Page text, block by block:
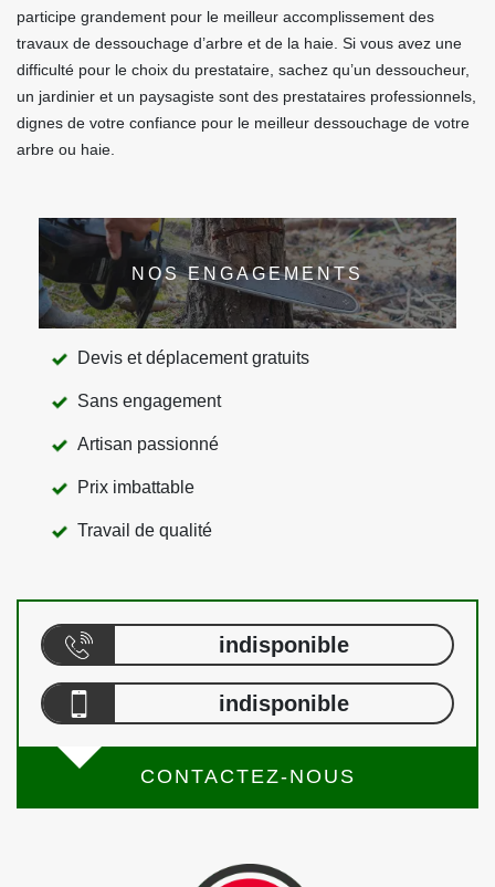
participe grandement pour le meilleur accomplissement des
travaux de dessouchage d’arbre et de la haie. Si vous avez une
difficulté pour le choix du prestataire, sachez qu’un dessoucheur,
un jardinier et un paysagiste sont des prestataires professionnels,
dignes de votre confiance pour le meilleur dessouchage de votre
arbre ou haie.
NOS ENGAGEMENTS
Devis et déplacement gratuits
Sans engagement
Artisan passionné
Prix imbattable
Travail de qualité
indisponible
indisponible
CONTACTEZ-NOUS